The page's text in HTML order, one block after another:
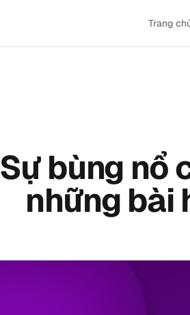
Trang
Sự bùng nổ
những bài